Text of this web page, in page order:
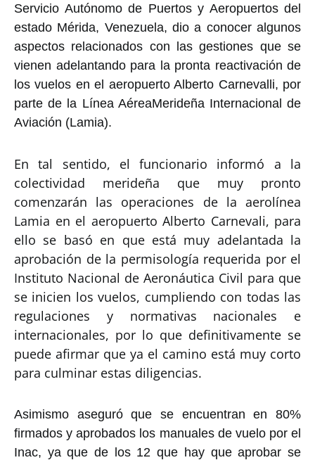
Servicio Autónomo de Puertos y Aeropuertos del
estado Mérida, Venezuela, dio a conocer algunos
aspectos relacionados con las gestiones que se
vienen adelantando para la pronta reactivación de
los vuelos en el aeropuerto Alberto Carnevalli, por
parte de la Línea AéreaMerideña Internacional de
Aviación (Lamia).
En tal sentido, el funcionario informó a la
colectividad merideña que muy pronto
comenzarán las operaciones de la aerolínea
Lamia en el aeropuerto Alberto Carnevali, para
ello se basó en que está muy adelantada la
aprobación de la permisología requerida por el
Instituto Nacional de Aeronáutica Civil para que
se inicien los vuelos, cumpliendo con todas las
regulaciones y normativas nacionales e
internacionales, por lo que definitivamente se
puede afirmar que ya el camino está muy corto
para culminar estas diligencias.
Asimismo aseguró que se encuentran en 80%
firmados y aprobados los manuales de vuelo por el
Inac, ya que de los 12 que hay que aprobar se